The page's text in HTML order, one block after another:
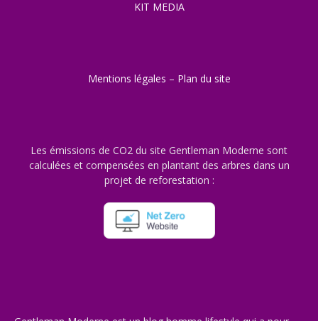
KIT MEDIA
Mentions légales – Plan du site
Les émissions de CO2 du site Gentleman Moderne sont
calculées et compensées en plantant des arbres dans un
projet de reforestation :